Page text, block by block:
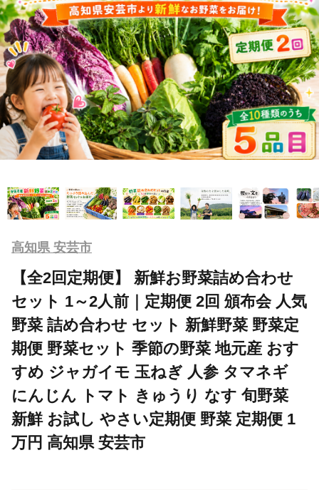
高知県 安芸市
【全2回定期便】 新鮮お野菜詰め合わせ
セット 1～2人前｜定期便 2回 頒布会 人気
野菜 詰め合わせ セット 新鮮野菜 野菜定
期便 野菜セット 季節の野菜 地元産 おす
すめ ジャガイモ 玉ねぎ 人参 タマネギ
にんじん トマト きゅうり なす 旬野菜
新鮮 お試し やさい定期便 野菜 定期便 1
万円 高知県 安芸市